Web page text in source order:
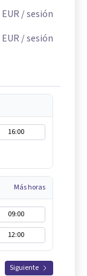
EUR / sesión
EUR / sesión
16:00
Más horas
09:00
12:00
Siguiente